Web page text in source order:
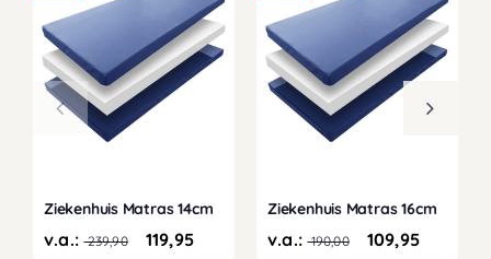
Ziekenhuis Matras 14cm
v.a.:239,90 119,95
Ziekenhuis Matras 16cm
v.a.:190,00 109,95